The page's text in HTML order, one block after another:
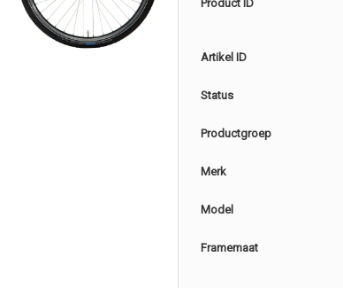
Product ID
Artikel ID
Status
Productgroep
Merk
Model
Framemaat